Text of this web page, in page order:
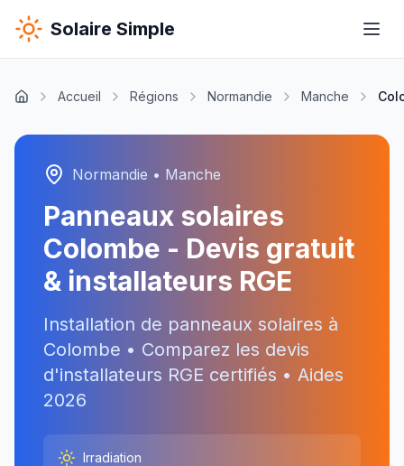
Solaire Simple
Accueil Régions Normandie Manche
Normandie • Manche
Panneaux solaires
Colombe - Devis gratuit
& installateurs RGE
Installation de panneaux solaires à
Colombe • Comparez les devis
d'installateurs RGE certifiés • Aides
2026
Irradiation